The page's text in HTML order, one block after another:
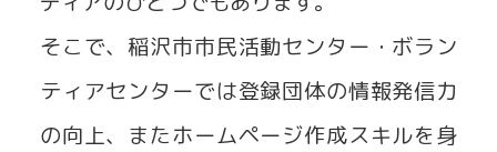
そこで、稲沢市市民活動センター・ボラン
ティアセンターでは登録団体の情報発信力
の向上、またホームページ作成スキルを身